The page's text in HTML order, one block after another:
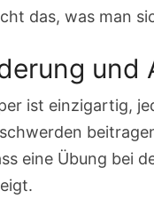
das, was man
und
ist einzigartig,
eine Übung bei